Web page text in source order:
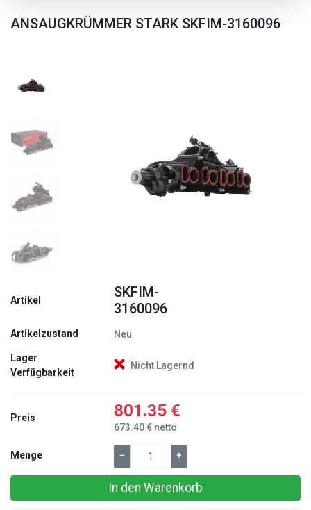
ANSAUGKRÜMMER STARK SKFIM-3160096
Zurück
Artikel
SKFIM-
3160096
Artikelzustand Neu
Lager
Verfügbarkeit
Nicht Lagernd
Preis 801.35 €
673.40 € netto
Menge – +
In den Warenkorb